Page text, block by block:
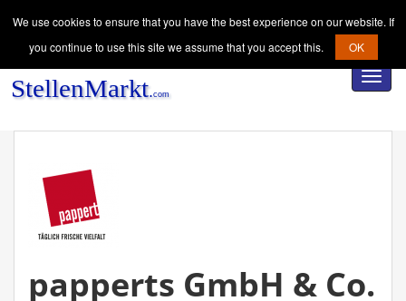
papperts GmbH & Co.
We use cookies to ensure that you have the best experience on our website. If
you continue to use this site we assume that you accept this.
OK